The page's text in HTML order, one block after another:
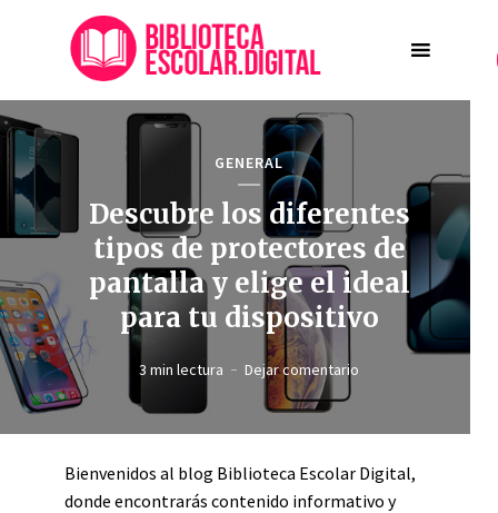
GENERAL
Descubre los diferentes
tipos de protectores de
pantalla y elige el ideal
para tu dispositivo
3 min lectura Dejar comentario
Bienvenidos al blog Biblioteca Escolar Digital,
donde encontrarás contenido informativo y